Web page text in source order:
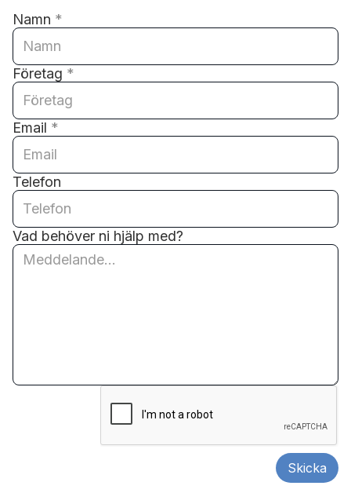
Namn *
Företag *
Email *
Telefon
Vad behöver ni hjälp med?